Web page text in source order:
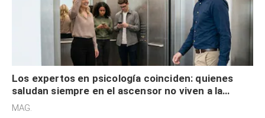
Los expertos en psicología coinciden: quienes
saludan siempre en el ascensor no viven a la
defensiva y tienen apertura social
MAG.